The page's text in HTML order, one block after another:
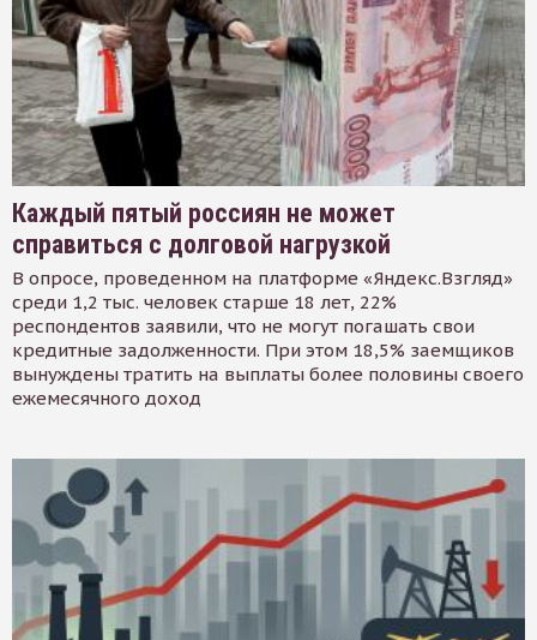
Каждый пятый россиян не может
справиться с долговой нагрузкой
В опросе, проведенном на платформе «Яндекс.Взгляд»
среди 1,2 тыс. человек старше 18 лет, 22%
респондентов заявили, что не могут погашать свои
кредитные задолженности. При этом 18,5% заемщиков
вынуждены тратить на выплаты более половины своего
ежемесячного доход